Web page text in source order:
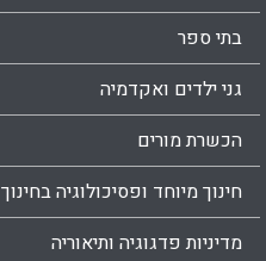
בתי ספר
גני ילדים ואקדמיה
הכשרת מורים
חינוך מיוחד ופסיכולוגיה בחינוך
מדיניות פדגוגיה ותיאוריה